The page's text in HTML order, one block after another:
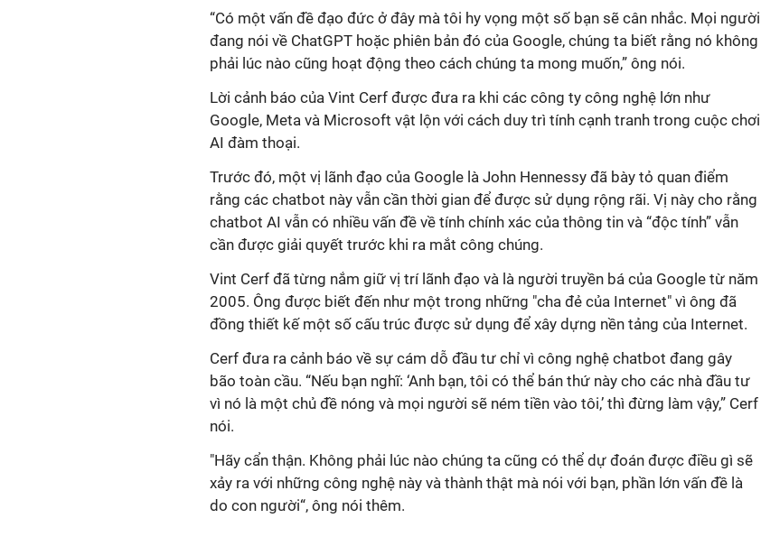
“Có một vấn đề đạo đức ở đây mà tôi hy vọng một số bạn sẽ cân nhắc. Mọi người
đang nói về ChatGPT hoặc phiên bản đó của Google, chúng ta biết rằng nó không
phải lúc nào cũng hoạt động theo cách chúng ta mong muốn,” ông nói.
Lời cảnh báo của Vint Cerf được đưa ra khi các công ty công nghệ lớn như
Google, Meta và Microsoft vật lộn với cách duy trì tính cạnh tranh trong cuộc chơi
AI đàm thoại.
Trước đó, một vị lãnh đạo của Google là John Hennessy đã bày tỏ quan điểm
rằng các chatbot này vẫn cần thời gian để được sử dụng rộng rãi. Vị này cho rằng
chatbot AI vẫn có nhiều vấn đề về tính chính xác của thông tin và “độc tính” vẫn
cần được giải quyết trước khi ra mắt công chúng.
Vint Cerf đã từng nắm giữ vị trí lãnh đạo và là người truyền bá của Google từ năm
2005. Ông được biết đến như một trong những "cha đẻ của Internet" vì ông đã
đồng thiết kế một số cấu trúc được sử dụng để xây dựng nền tảng của Internet.
Cerf đưa ra cảnh báo về sự cám dỗ đầu tư chỉ vì công nghệ chatbot đang gây
bão toàn cầu. “Nếu bạn nghĩ: ‘Anh bạn, tôi có thể bán thứ này cho các nhà đầu tư
vì nó là một chủ đề nóng và mọi người sẽ ném tiền vào tôi,’ thì đừng làm vậy,” Cerf
nói.
"Hãy cẩn thận. Không phải lúc nào chúng ta cũng có thể dự đoán được điều gì sẽ
xảy ra với những công nghệ này và thành thật mà nói với bạn, phần lớn vấn đề là
do con người“, ông nói thêm.